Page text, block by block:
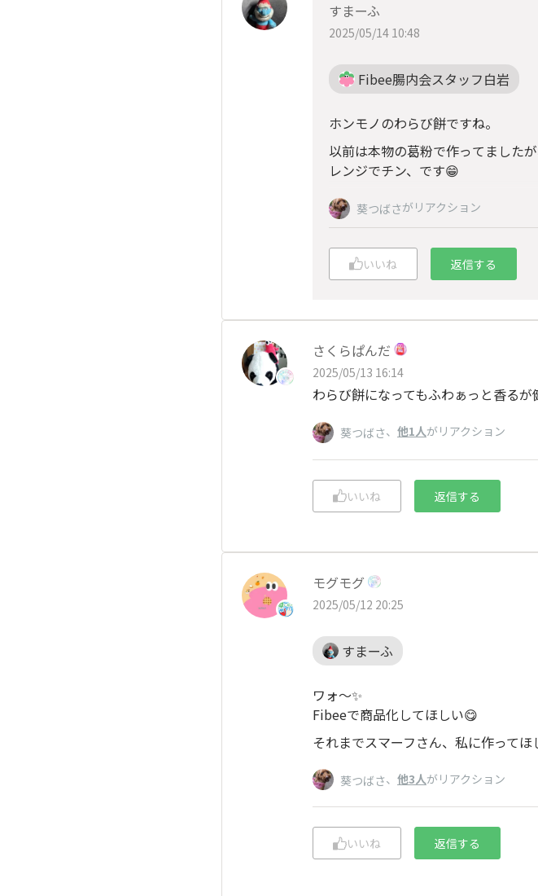
すまーふ
2025/05/14 10:48
Fibee腸内会スタッフ白岩
ホンモノのわらび餅ですね。
以前は本物の葛粉で作ってました
レンジでチン、です😁
葵つばさがリアクション
いいね 返信する
さくらぱんだ
2025/05/13 16:14
わらび餅になってもふわぁっと香る
葵つばさ、 他1人がリアクション
いいね 返信する
モグモグ
2025/05/12 20:25
すまーふ
ワォ〜✨
Fibeeで商品化してほしい😋
それまでスマーフさん、私に作ってほ
葵つばさ、 他3人がリアクション
いいね 返信する